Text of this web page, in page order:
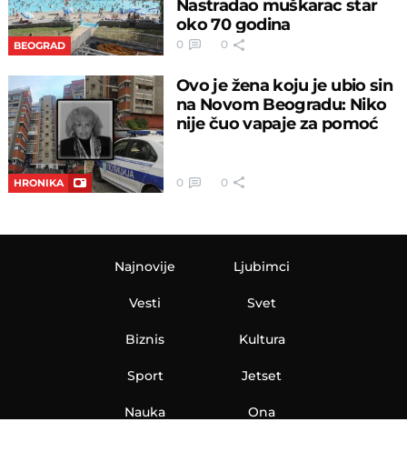
BEOGRAD
Nastradao muškarac star
oko 70 godina
0 0
HRONIKA
Ovo je žena koju je ubio sin
na Novom Beogradu: Niko
nije čuo vapaje za pomoć
0 0
Najnovije
Vesti
Biznis
Sport
Nauka
Ljubimci
Svet
Kultura
Jetset
Ona